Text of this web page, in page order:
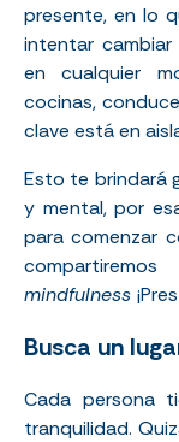
presente, en lo
intentar
en cualquier
cocinas,
clave está en
Esto te brindará
y mental, por
para comenzar
mindfulness
Busca un
Cada persona
tranquilidad.